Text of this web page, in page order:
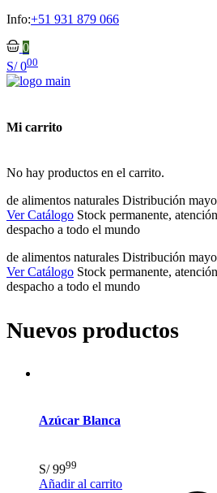
Info:+51 931 879 066
0
S/000
Mi carrito
No hay productos en el carrito.
de alimentos naturales Distribución
Ver Catálogo Stock permanente,
despacho a todo el mundo
de alimentos naturales Distribución
Ver Catálogo Stock permanente,
despacho a todo el mundo
Nuevos productos
Azúcar Blanca
S/9999
Añadir al carrito